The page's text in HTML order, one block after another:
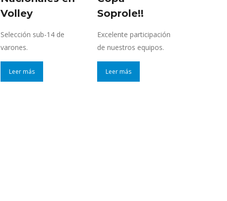
Volley
Selección sub-14 de
varones.
Leer más
Soprole!!
Excelente participación
de nuestros equipos.
Leer más